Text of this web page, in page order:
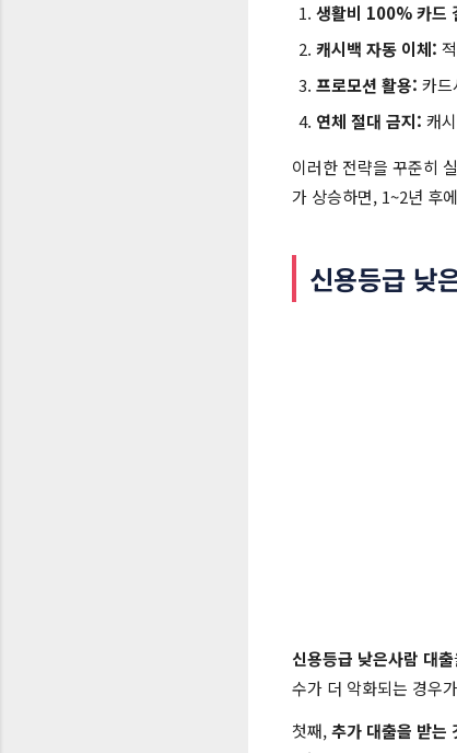
생활비 100% 카드
캐시백 자동 이체:
프로모션 활용: 카
연체 절대 금지: 캐
이러한 전략을 꾸준히
가 상승하면, 1~2년 후
신용등급 낮
신용등급 낮은사람 대출
수가 더 악화되는 경우
첫째,추가 대출을 받는